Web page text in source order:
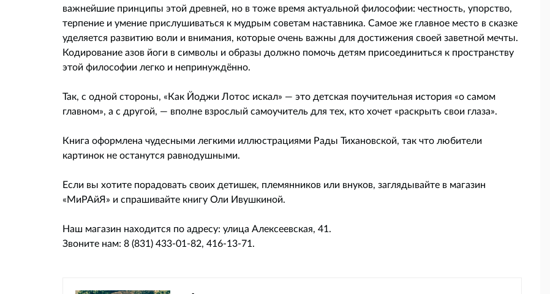
важнейшие принципы этой древней, но в тоже время актуальной философии: честность, упорство,
терпение и умение прислушиваться к мудрым советам наставника. Самое же главное место в сказке
уделяется развитию воли и внимания, которые очень важны для достижения своей заветной мечты.
Кодирование азов йоги в символы и образы должно помочь детям присоединиться к пространству
этой философии легко и непринуждённо.
Так, с одной стороны, «Как Йоджи Лотос искал» — это детская поучительная история «о самом
главном», а с другой, — вполне взрослый самоучитель для тех, кто хочет «раскрыть свои глаза».
Книга оформлена чудесными легкими иллюстрациями Рады Тихановской, так что любители
картинок не останутся равнодушными.
Если вы хотите порадовать своих детишек, племянников или внуков, заглядывайте в магазин
«МиРАйЯ» и спрашивайте книгу Оли Ивушкиной.
Наш магазин находится по адресу: улица Алексеевская, 41.
Звоните нам: 8 (831) 433-01-82, 416-13-71.